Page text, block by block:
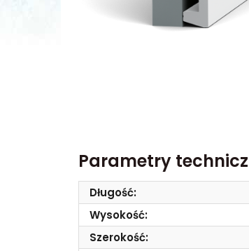
Parametry
Długość:
Wysokość:
Szerokość: